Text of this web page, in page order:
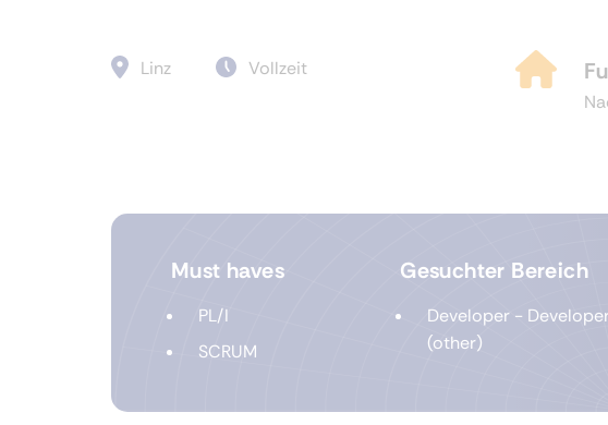
Linz Vollzeit
Must haves
PL/I
SCRUM
Gesuchter Bereich
Developer -
(other)